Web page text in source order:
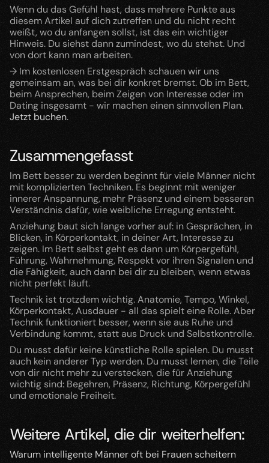
Wenn du das Gefühl hast, dass mehrere Punkte aus
diesem Artikel auf dich zutreffen und du nicht recht
weißt, wo du anfangen sollst, ist das ein wichtiger
Hinweis. Du siehst dann zumindest, wo du stehst. Und
von dort kann man arbeiten.
→ Im kostenlosen Erstgespräch schauen wir uns
gemeinsam an, was bei dir konkret bremst. Ob im Bett,
beim Ansprechen, beim Zeigen von Interesse oder im
Jetzt buchen.
Zusammengefasst
Im Bett besser zu werden beginnt für viele Männer nicht
mit komplizierten Techniken. Es beginnt mit weniger
innerer Anspannung, mehr Präsenz und einem besseren
Verständnis dafür, wie weibliche Erregung entsteht.
Anziehung baut sich lange vorher auf: in Gesprächen, in
Blicken, in Körperkontakt, in deiner Art, Interesse zu
zeigen. Im Bett selbst geht es dann um Körpergefühl,
Führung, Wahrnehmung, Respekt vor ihren Signalen und
die Fähigkeit, auch dann bei dir zu bleiben, wenn etwas
nicht perfekt läuft.
Technik ist trotzdem wichtig. Anatomie, Tempo, Winkel,
Körperkontakt, Ausdauer - all das spielt eine Rolle. Aber
Technik funktioniert besser, wenn sie aus Ruhe und
Verbindung kommt, statt aus Druck und Selbstkontrolle.
Du musst dafür keine künstliche Rolle spielen. Du musst
auch kein anderer Typ werden. Du musst lernen, die Teile
von dir nicht mehr zu verstecken, die für Anziehung
wichtig sind: Begehren, Präsenz, Richtung, Körpergefühl
und emotionale Freiheit.
Weitere Artikel, die dir weiterhelfen:
Warum intelligente Männer oft bei Frauen scheitern